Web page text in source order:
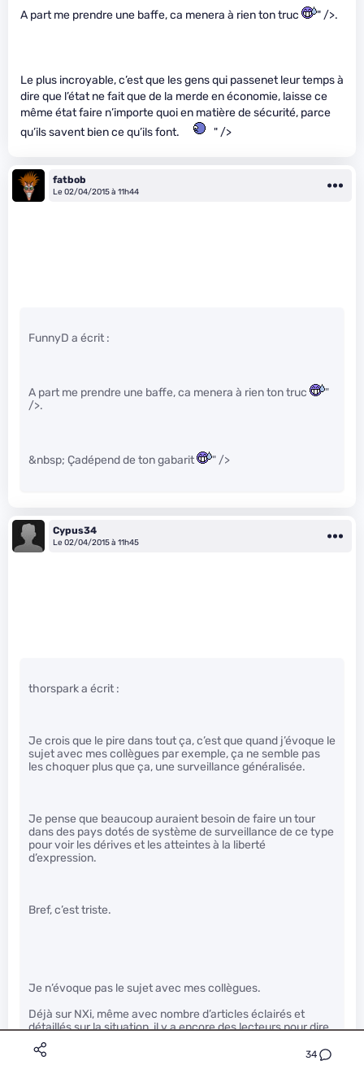
34
A part me prendre une baffe, ca menera à rien ton truc " />.
Le plus incroyable, c’est que les gens qui passenet leur temps à
dire que l’état ne fait que de la merde en économie, laisse ce
même état faire n’importe quoi en matière de sécurité, parce
qu’ils savent bien ce qu’ils font.
" />
fatbob
Le 02/04/2015 à 11h44
FunnyD a écrit :
A part me prendre une baffe, ca menera à rien ton truc
"
/>.
&nbsp; Çadépend de ton gabarit " />
Cypus34
Le 02/04/2015 à 11h45
thorspark a écrit :
Je crois que le pire dans tout ça, c’est que quand j’évoque le
sujet avec mes collègues par exemple, ça ne semble pas
les choquer plus que ça, une surveillance généralisée.
Je pense que beaucoup auraient besoin de faire un tour
dans des pays dotés de système de surveillance de ce type
pour voir les dérives et les atteintes à la liberté
d’expression.
Bref, c’est triste.
Je n’évoque pas le sujet avec mes collègues.
Déjà sur NXi, même avec nombre d’articles éclairés et
détaillés sur la situation, il y a encore des lecteurs pour dire
qu’on crie au complot, qu’on se fait des films et bla bla bla,
alors discuter de ce sujet avec des personnes qui n’ont que